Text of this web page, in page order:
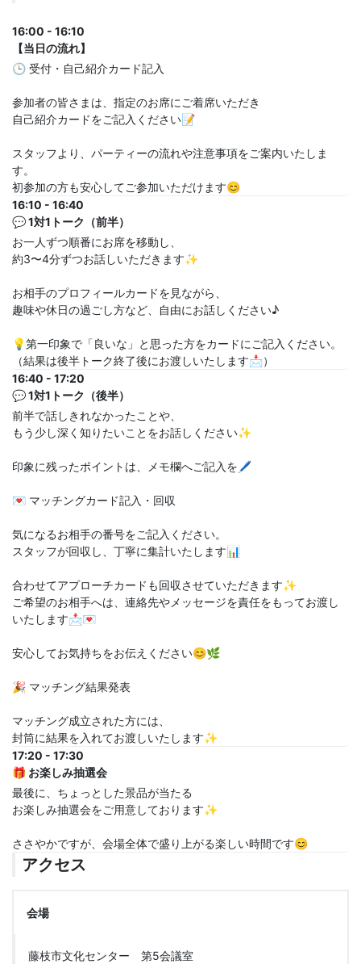
16:00 - 16:10
【当日の流れ】
🕒 受付・自己紹介カード記入
参加者の皆さまは、指定のお席にご着席いただき
自己紹介カードをご記入ください📝
スタッフより、パーティーの流れや注意事項をご案内いたしま
す。
初参加の方も安心してご参加いただけます😊
16:10 - 16:40
💬 1対1トーク（前半）
お一人ずつ順番にお席を移動し、
約3〜4分ずつお話しいただきます✨
お相手のプロフィールカードを見ながら、
趣味や休日の過ごし方など、自由にお話しください♪
💡第一印象で「良いな」と思った方をカードにご記入ください。
（結果は後半トーク終了後にお渡しいたします📩）
16:40 - 17:20
💬 1対1トーク（後半）
前半で話しきれなかったことや、
もう少し深く知りたいことをお話しください✨
印象に残ったポイントは、メモ欄へご記入を🖊
💌 マッチングカード記入・回収
気になるお相手の番号をご記入ください。
スタッフが回収し、丁寧に集計いたします📊
合わせてアプローチカードも回収させていただきます✨
ご希望のお相手へは、連絡先やメッセージを責任をもってお渡し
いたします📩💌
安心してお気持ちをお伝えください😊🌿
🎉 マッチング結果発表
マッチング成立された方には、
封筒に結果を入れてお渡しいたします✨
17:20 - 17:30
🎁 お楽しみ抽選会
最後に、ちょっとした景品が当たる
お楽しみ抽選会をご用意しております✨
ささやかですが、会場全体で盛り上がる楽しい時間です😊
アクセス
会場
藤枝市文化センター 第5会議室